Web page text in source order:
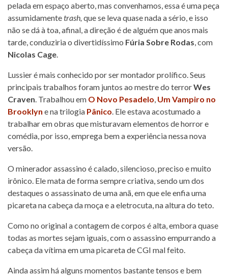
pelada em espaço aberto, mas convenhamos, essa é uma peça
assumidamentetrash, que se leva quase nada a sério, e isso
não se dá à toa, afinal, a direção é de alguém que anos mais
tarde, conduziria o divertidíssimo Fúria Sobre Rodas, com
Nicolas Cage.
Lussier é mais conhecido por ser montador prolífico. Seus
principais trabalhos foram juntos ao mestre do terrorWes
Craven. Trabalhou em O Novo Pesadelo, Um Vampiro no
Brooklyn e na trilogia Pânico. Ele estava acostumado a
trabalhar em obras que misturavam elementos de horror e
comédia, por isso, emprega bem a experiência nessa nova
versão.
O minerador assassino é calado, silencioso, preciso e muito
irônico. Ele mata de forma sempre criativa, sendo um dos
destaques o assassinato de uma anã, em que ele enfia uma
picareta na cabeça da moça e a eletrocuta, na altura do teto.
Como no original a contagem de corpos é alta, embora quase
todas as mortes sejam iguais, com o assassino empurrando a
cabeça da vítima em uma picareta de CGI mal feito.
Ainda assim há alguns momentos bastante tensos e bem